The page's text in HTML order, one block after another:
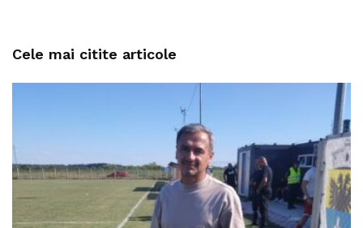
Cele mai citite articole